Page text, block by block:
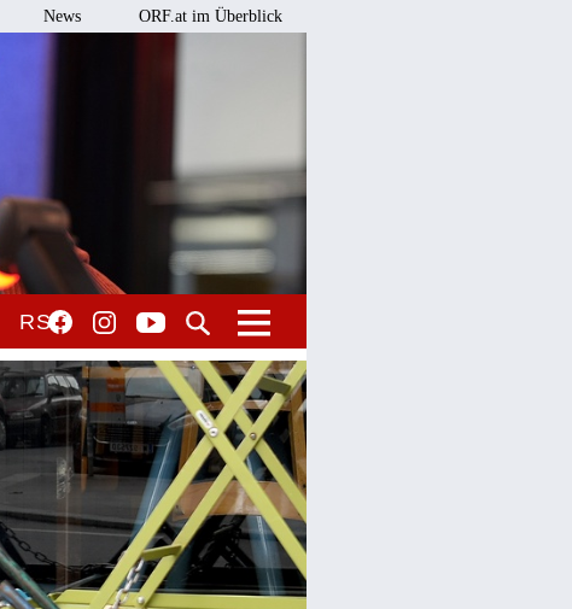
News ORF.at im Überblick
RSO